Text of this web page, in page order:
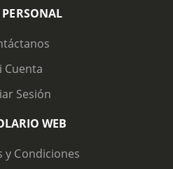
Cuenta
Sesión
WEB
y Condiciones